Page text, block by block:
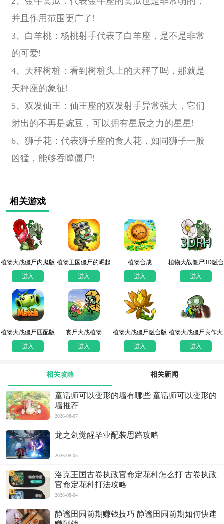
并且作用范围更广了!
3、白羊桃：杨桃射手代表了白羊座，是不是非常
的可爱!
4、天秤树桩：看到树桩头上的天秤了吗，那就是
天秤座的象征!
5、双发仙王：仙王座的双发射手异常强大，它们
射出的不再是豌豆，可以拥有星辰之力的星星!
6、狮子花：代表狮子座的食人花，如同狮子一般
凶猛，能够吞噬僵尸!
相关游戏
植物大战僵尸内鬼版
进入
植物王国僵尸的崛起
进入
植物合成
进入
植物大战僵尸3D融合
版
进入
植物大战僵尸匹配版
进入
丧尸大战植物
进入
植物大战僵尸融合版
内置菜单
进入
植物大战僵尸良作大
战烂片
进入
相关攻略 相关新闻
童话师可以变形的墙有哪些 童话师可以变形的
墙推荐
2026-08-07
龙之剑觉醒毕业配装思路攻略
2026-08-05
洛克王国古卷执政官命定花种怎么打 古卷执政
官命定花种打法攻略
2026-08-04
静谧田园前期赚钱技巧 静谧田园前期如何快速